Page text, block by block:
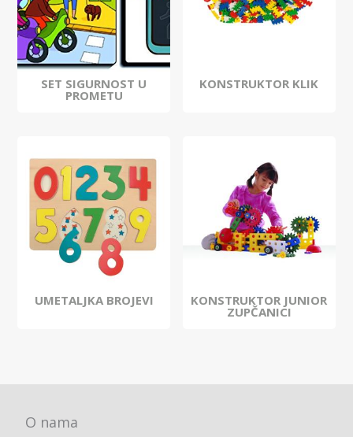
SET SIGURNOST U
PROMETU
KONSTRUKTOR KLIK
UMETALJKA BROJEVI KONSTRUKTOR JUNIOR
ZUPČANICI
O nama